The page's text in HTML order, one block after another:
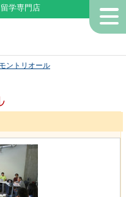
学専門店
ントリオール